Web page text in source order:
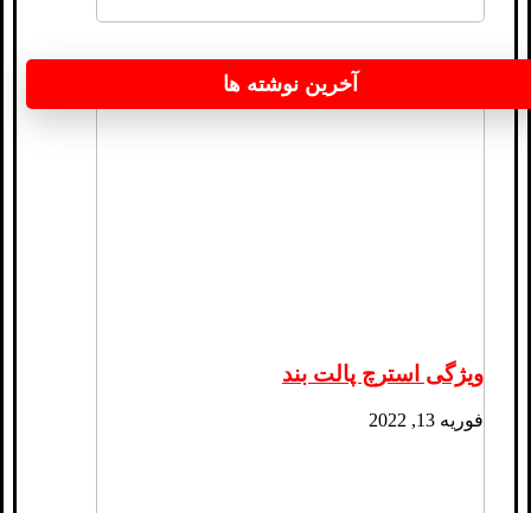
آخرین نوشته ها
ویژگی استرچ پالت بند
فوریه 13, 2022